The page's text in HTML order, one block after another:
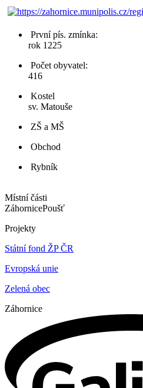
První pís. zmínka:
rok 1225
Počet obyvatel:
416
Kostel
sv. Matouše
ZŠ a MŠ
Obchod
Rybník
Místní části
ZáhornicePoušť
Projekty
Státní fond ŽP ČR
Evropská unie
Zelená obec
Záhornice